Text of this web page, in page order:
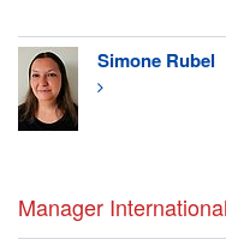
Simone Rubel
Manager